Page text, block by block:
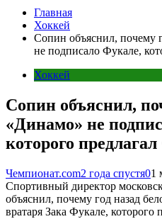
Главная
Хоккей
Сопин объяснил, почему
не подписало Фукале,
Хоккей
Сопин объяснил,
«Динамо» не
которого
Чемпионат.com2 года спустя01
Спортивный директор
объяснил, почему год назад
вратаря Зака Фукале,